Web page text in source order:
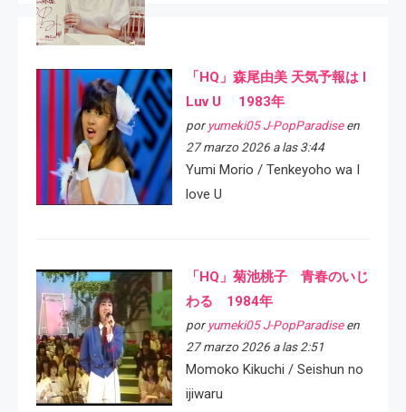
「HQ」森尾由美 天気予報は I
Luv U 1983年
por yumeki05 J-PopParadiseen
27 marzo 2026 a las 3:44
Yumi Morio / Tenkeyoho wa I
love U
「HQ」菊池桃子 青春のいじ
わる 1984年
por yumeki05 J-PopParadiseen
27 marzo 2026 a las 2:51
Momoko Kikuchi / Seishun no
ijiwaru